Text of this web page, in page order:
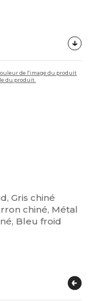
de l'image du produit
du produit.
Gris chiné
chiné, Métal
Bleu froid